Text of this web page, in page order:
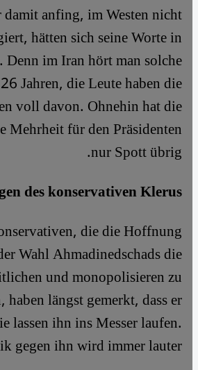
anfing, im Westen nicht
hätten sich seine Worte in
im Iran hört man solche
Jahren, die Leute haben die
voll davon. Ohnehin hat die
Mehrheit für den Präsidenten
nur Spott übrig.
des konservativen Klerus
die die Hoffnung
Wahl Ahmadinedschads die
und monopolisieren zu
haben längst gemerkt, dass er
lassen ihn ins Messer laufen.
gegen ihn wird immer lauter.